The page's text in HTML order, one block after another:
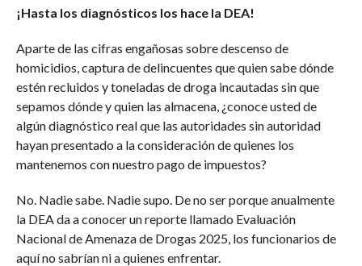
¡Hasta los diagnósticos los hace la DEA!
Aparte de las cifras engañosas sobre descenso de
homicidios, captura de delincuentes que quien sabe dónde
estén recluidos y toneladas de droga incautadas sin que
sepamos dónde y quien las almacena, ¿conoce usted de
algún diagnóstico real que las autoridades sin autoridad
hayan presentado a la consideración de quienes los
mantenemos con nuestro pago de impuestos?
No. Nadie sabe. Nadie supo. De no ser porque anualmente
la DEA da a conocer un reporte llamado Evaluación
Nacional de Amenaza de Drogas 2025, los funcionarios de
aquí no sabrían ni a quienes enfrentar.